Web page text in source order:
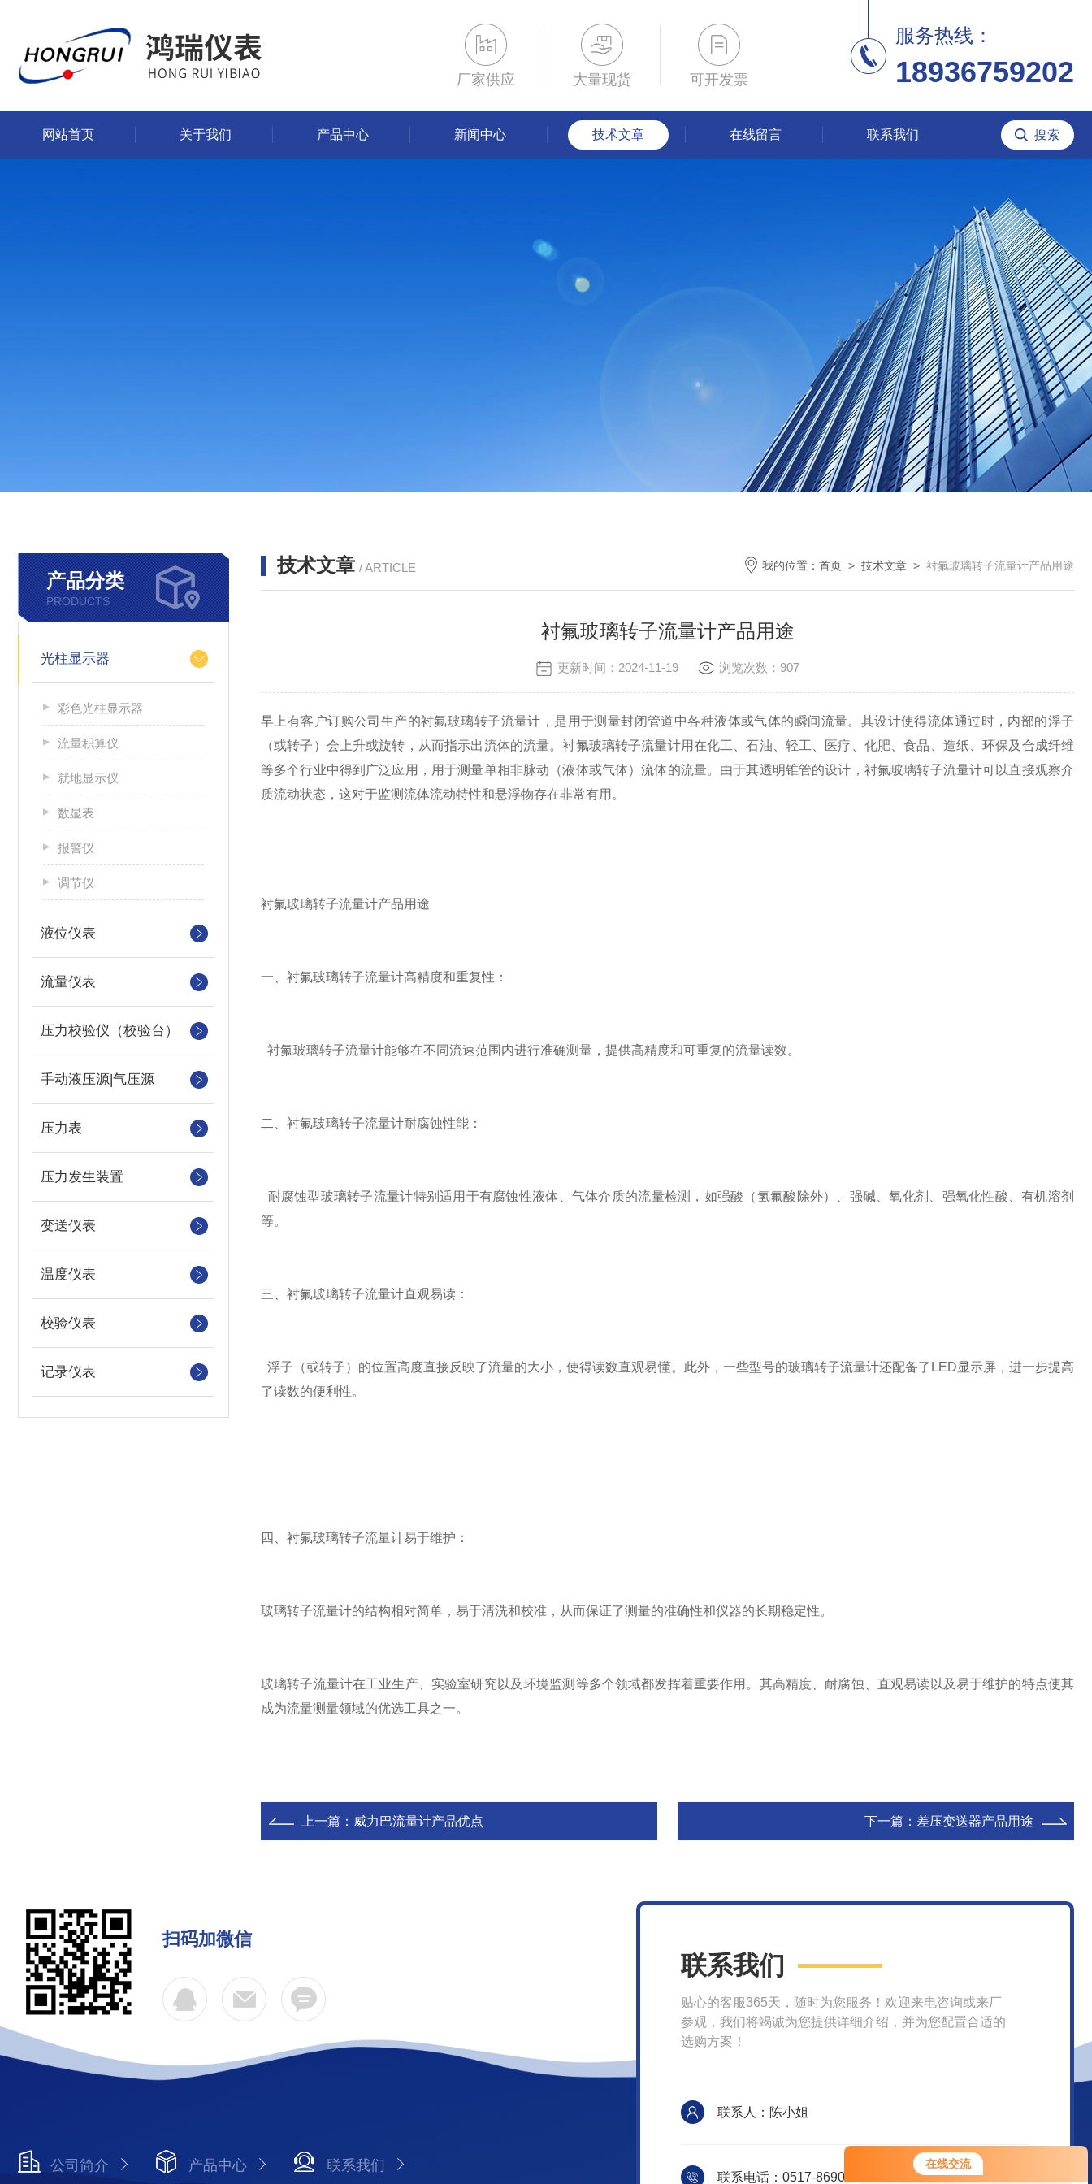
在线交流
您好！欢迎前来咨询，很高兴为您
服务，请问您要咨询什么问题呢？
厂家供应 大量现货 可开发票
服务热线：
18936759202
网站首页 关于我们 产品中心 新闻中心 技术文章 在线留言 联系我们
产品分类
PRODUCTS
光柱显示器
彩色光柱显示器
流量积算仪
就地显示仪
数显表
报警仪
调节仪
液位仪表
流量仪表
压力校验仪（校验台）
手动液压源|气压源
压力表
压力发生装置
变送仪表
温度仪表
校验仪表
记录仪表
技术文章 / ARTICLE 我的位置： 首页 > 技术文章 > 衬氟玻璃转子流量计产品用途
衬氟玻璃转子流量计产品用途
更新时间：2024-11-19 浏览次数：907
早上有客户订购公司生产的衬氟玻璃转子流量计，是用于测量封闭管道中各种液体或气体的瞬间流量。其设计使得流体通过时，内部的浮子
（或转子）会上升或旋转，从而指示出流体的流量。衬氟玻璃转子流量计用在化工、石油、轻工、医疗、化肥、食品、造纸、环保及合成纤维
等多个行业中得到广泛应用，用于测量单相非脉动（液体或气体）流体的流量。由于其透明锥管的设计，衬氟玻璃转子流量计可以直接观察介
质流动状态，这对于监测流体流动特性和悬浮物存在非常有用。
衬氟玻璃转子流量计产品用途
一、衬氟玻璃转子流量计高精度和重复性：
衬氟玻璃转子流量计能够在不同流速范围内进行准确测量，提供高精度和可重复的流量读数。
二、衬氟玻璃转子流量计耐腐蚀性能：
耐腐蚀型玻璃转子流量计特别适用于有腐蚀性液体、气体介质的流量检测，如强酸（氢氟酸除外）、强碱、氧化剂、强氧化性酸、有机溶剂
等。
三、衬氟玻璃转子流量计直观易读：
浮子（或转子）的位置高度直接反映了流量的大小，使得读数直观易懂。此外，一些型号的玻璃转子流量计还配备了LED显示屏，进一步提高
了读数的便利性。
四、衬氟玻璃转子流量计易于维护：
玻璃转子流量计的结构相对简单，易于清洗和校准，从而保证了测量的准确性和仪器的长期稳定性。
玻璃转子流量计在工业生产、实验室研究以及环境监测等多个领域都发挥着重要作用。其高精度、耐腐蚀、直观易读以及易于维护的特点使其
成为流量测量领域的优选工具之一。
上一篇： 威力巴流量计产品优点 下一篇： 差压变送器产品用途
扫码加微信
公司简介 产品中心 联系我们
联系我们
贴心的客服365天，随时为您服务！欢迎来电咨询或来厂
参观，我们将竭诚为您提供详细介绍，并为您配置合适的
选购方案！
联系人：陈小姐
联系电话：0517-86907998